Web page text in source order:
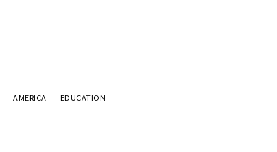
AMERICA EDUCATION